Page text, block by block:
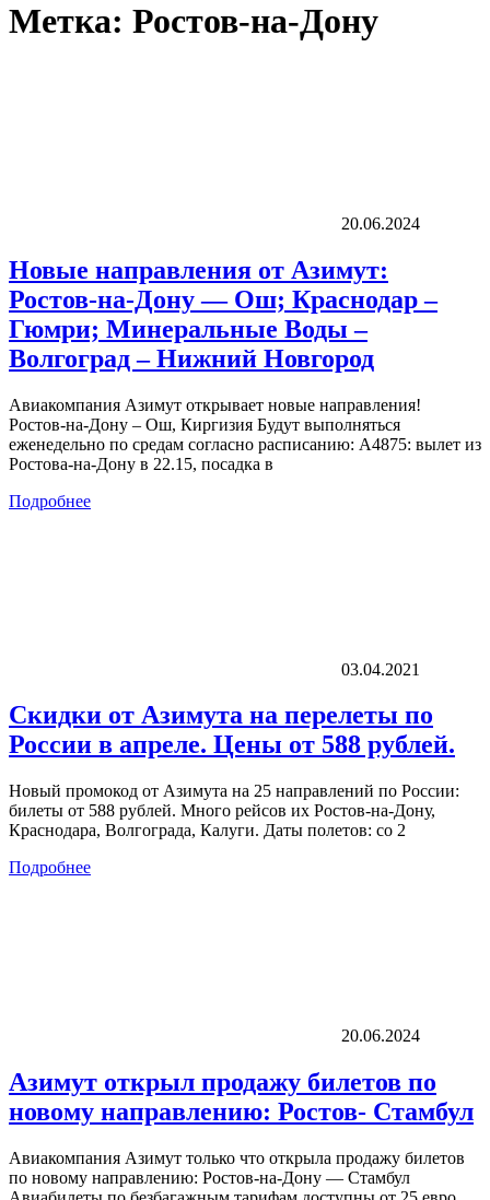
Метка: Ростов-на-Дону
20.06.2024
Новые направления от Азимут:
Ростов-на-Дону — Ош; Краснодар –
Гюмри; Минеральные Воды –
Волгоград – Нижний Новгород
Авиакомпания Азимут открывает новые направления!
Ростов-на-Дону – Ош, Киргизия Будут выполняться
еженедельно по средам согласно расписанию: А4875: вылет из
Ростова-на-Дону в 22.15, посадка в
Подробнее
03.04.2021
Скидки от Азимута на перелеты по
России в апреле. Цены от 588 рублей.
Новый промокод от Азимута на 25 направлений по России:
билеты от 588 рублей. Много рейсов их Ростов-на-Дону,
Краснодара, Волгограда, Калуги. Даты полетов: со 2
Подробнее
20.06.2024
Азимут открыл продажу билетов по
новому направлению: Ростов- Стамбул
Авиакомпания Азимут только что открыла продажу билетов
по новому направлению: Ростов-на-Дону — Стамбул